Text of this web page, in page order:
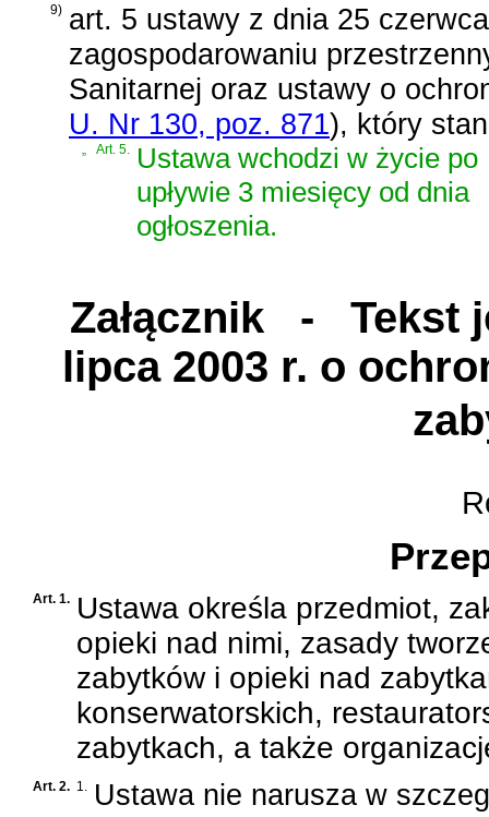
9) art. 5 ustawy z dnia 25
zagospodarowaniu
Sanitarnej oraz ustawy o
U. Nr 130, poz. 871), który
Art. 5.
Ustawa wchodzi w życie po
upływie 3 miesięcy od dnia
ogłoszenia.
Załącznik- Tekst
lipca 2003 r. o
Art. 1. Ustawa określa przedmiot,
opieki nad nimi, zasady
zabytków i opieki nad
konserwatorskich,
zabytkach, a także
Art. 2. 1. Ustawa nie narusza w